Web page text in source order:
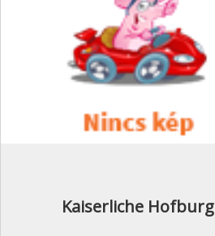
Kaiserliche Hofburg